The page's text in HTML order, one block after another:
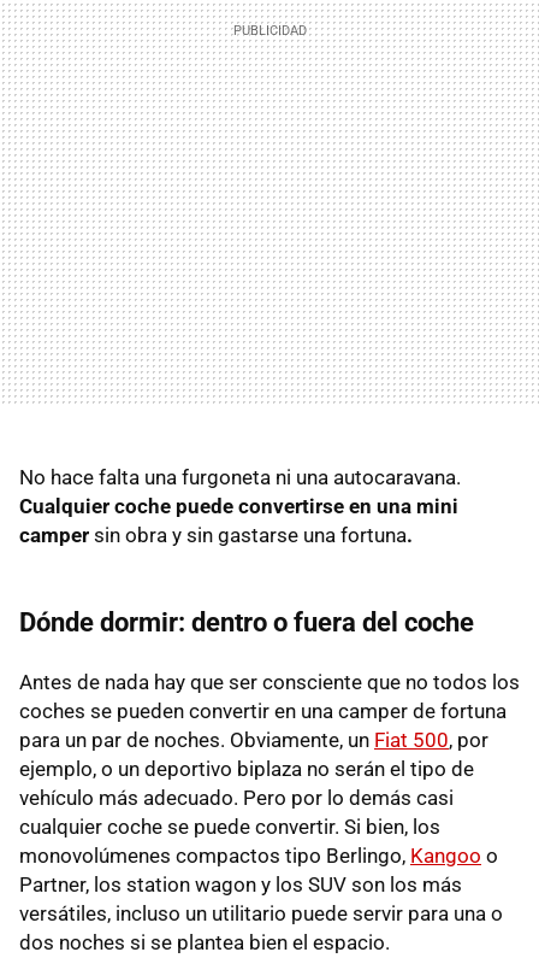
No hace falta una furgoneta ni una autocaravana.
Cualquier coche puede convertirse en una mini
camper sin obra y sin gastarse una fortuna.
Dónde dormir: dentro o fuera del coche
Antes de nada hay que ser consciente que no todos los
coches se pueden convertir en una camper de fortuna
para un par de noches. Obviamente, un Fiat 500, por
ejemplo, o un deportivo biplaza no serán el tipo de
vehículo más adecuado. Pero por lo demás casi
cualquier coche se puede convertir. Si bien, los
monovolúmenes compactos tipo Berlingo, Kangoo o
Partner, los station wagon y los SUV son los más
versátiles, incluso un utilitario puede servir para una o
dos noches si se plantea bien el espacio.